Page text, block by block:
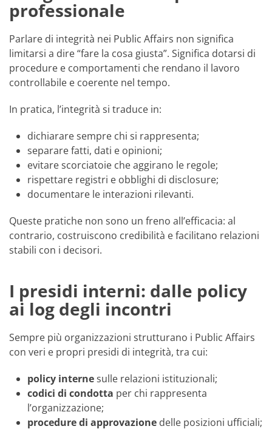
professionale
Parlare di integrità nei Public Affairs non significa
limitarsi a dire “fare la cosa giusta”. Significa dotarsi di
procedure e comportamenti che rendano il lavoro
controllabile e coerente nel tempo.
In pratica, l’integrità si traduce in:
dichiarare sempre chi si rappresenta;
separare fatti, dati e opinioni;
evitare scorciatoie che aggirano le regole;
rispettare registri e obblighi di disclosure;
documentare le interazioni rilevanti.
Queste pratiche non sono un freno all’efficacia: al
contrario, costruiscono credibilità e facilitano relazioni
stabili con i decisori.
I presidi interni: dalle policy
ai log degli incontri
Sempre più organizzazioni strutturano i Public Affairs
con veri e propri presidi di integrità, tra cui:
policy internesulle relazioni istituzionali;
codici di condotta per chi rappresenta
l’organizzazione;
procedure di approvazione delle posizioni ufficiali;